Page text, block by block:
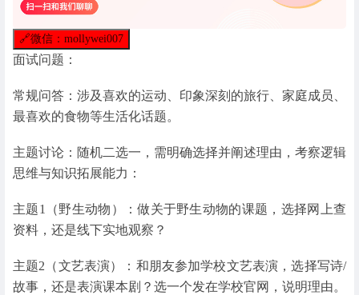
🔗微信：mollywei007
面试问题：
常规问答：涉及喜欢的运动、印象深刻的旅行、家庭成员、
最喜欢的食物等生活化话题。
主题讨论：随机二选一，需明确选择并阐述理由，考察逻辑
思维与知识拓展能力：
主题1（野生动物）：做关于野生动物的课题，选择网上查
资料，还是线下实地观察？
主题2（文艺表演）：和朋友参加学校文艺表演，选择写诗/
故事，还是表演课本剧？选一个发在学校官网，说明理由。